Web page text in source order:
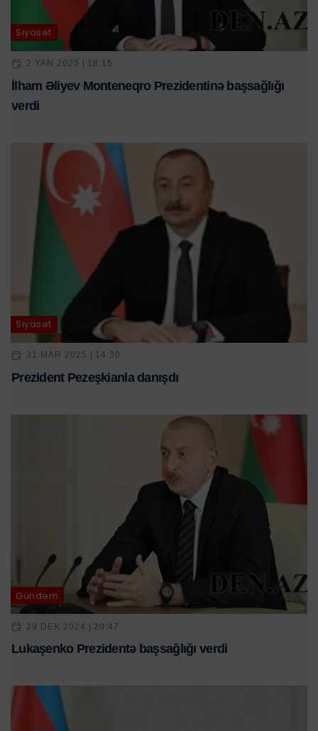
Siyasət
2 YAN 2025 | 18:15
İlham Əliyev Monteneqro Prezidentinə başsağlığı
verdi
Siyasət
31 MAR 2025 | 14:30
Prezident Pezeşkianla danışdı
Gündəm
29 DEK 2024 | 20:47
Lukaşenko Prezidentə başsağlığı verdi